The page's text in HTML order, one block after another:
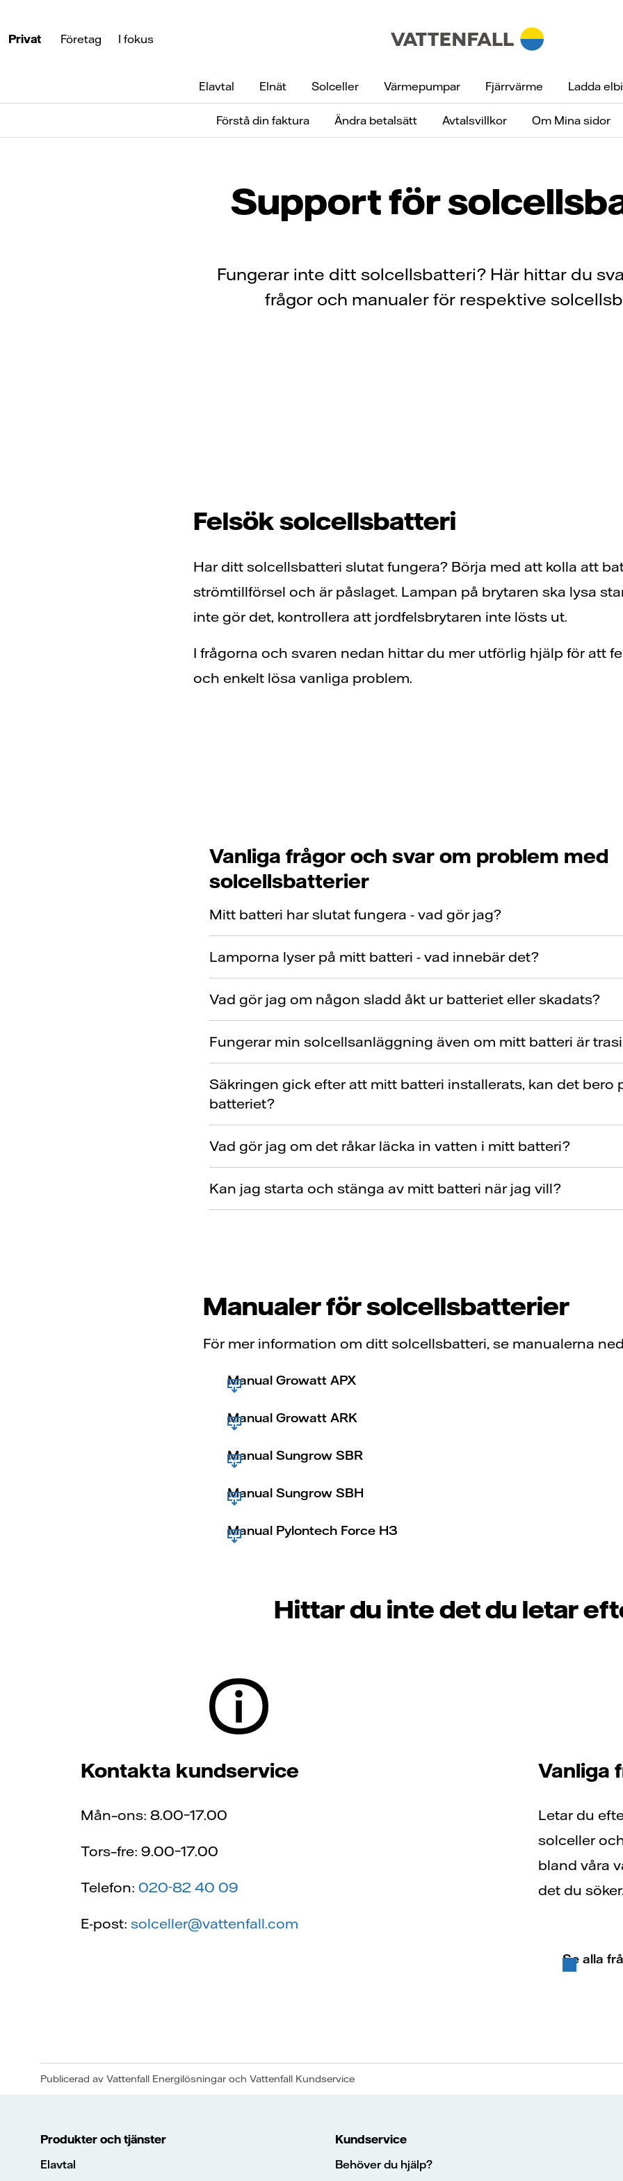
Privat Företag I fokus
Elavtal Elnät Solceller Värmepumpar Fjärrvärme Ladda
Förstå din faktura Ändra betalsätt Avtalsvillkor Om Mina sidor
Support för
Fungerar inte ditt solcellsbatteri? Här hittar du
frågor och manualer för respektive
Felsök solcellsbatteri
Har ditt solcellsbatteri slutat fungera? Börja med att kolla att
strömtillförsel och är påslaget. Lampan på brytaren ska lysa
inte gör det, kontrollera att jordfelsbrytaren inte lösts ut.
I frågorna och svaren nedan hittar du mer utförlig hjälp för att
och enkelt lösa vanliga problem.
Vanliga frågor och svar om problem med
solcellsbatterier
Mitt batteri har slutat fungera - vad gör jag?
Lamporna lyser på mitt batteri - vad innebär det?
Vad gör jag om någon sladd åkt ur batteriet eller skadats?
Fungerar min solcellsanläggning även om mitt batteri är
Säkringen gick efter att mitt batteri installerats, kan det bero
batteriet?
Vad gör jag om det råkar läcka in vatten i mitt batteri?
Kan jag starta och stänga av mitt batteri när jag vill?
Manualer för solcellsbatterier
För mer information om ditt solcellsbatteri, se manualerna
Manual Growatt APX
Manual Growatt ARK
Manual Sungrow SBR
Manual Sungrow SBH
Manual Pylontech Force H3
Hittar du inte det du letar
Kontakta kundservice
Mån–ons: 8.00–17.00
Tors–fre: 9.00–17.00
Telefon: 020-82 40 09
E-post: solceller@vattenfall.com
Vanliga
Letar du
solceller
bland våra
det du
Se alla
Publicerad av Vattenfall Energilösningar och Vattenfall Kundservice
Produkter och tjänster
Elavtal
Kundservice
Behöver du hjälp?